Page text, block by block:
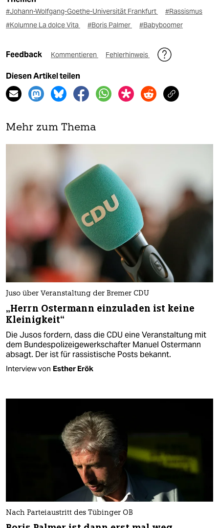
#Johann-Wolfgang-Goethe-Universität Frankfurt
#Rassismus
#Kolumne La dolce Vita
#Boris Palmer #Babyboomer
Feedback Kommentieren Fehlerhinweis
Diesen Artikel teilen
Mehr zum Thema
Juso über Veranstaltung der Bremer CDU
„Herrn Ostermann einzuladen ist keine
Kleinigkeit“
Die Jusos fordern, dass die CDU eine Veranstaltung mit
dem Bundespolizeigewerkschafter Manuel Ostermann
absagt. Der ist für rassistische Posts bekannt.
Interview von Esther Erök
Nach Parteiaustritt des Tübinger OB